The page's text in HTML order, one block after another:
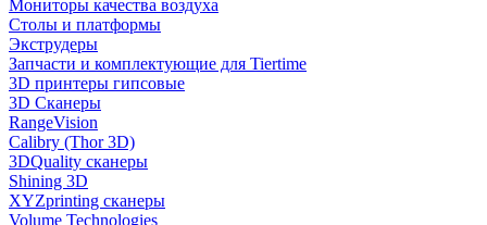
Мониторы качества воздуха
Столы и платформы
Экструдеры
Запчасти и комплектующие для Tiertime
3D принтеры гипсовые
3D Сканеры
RangeVision
Calibry (Thor 3D)
3DQuality сканеры
Shining 3D
XYZprinting сканеры
Volume Technologies